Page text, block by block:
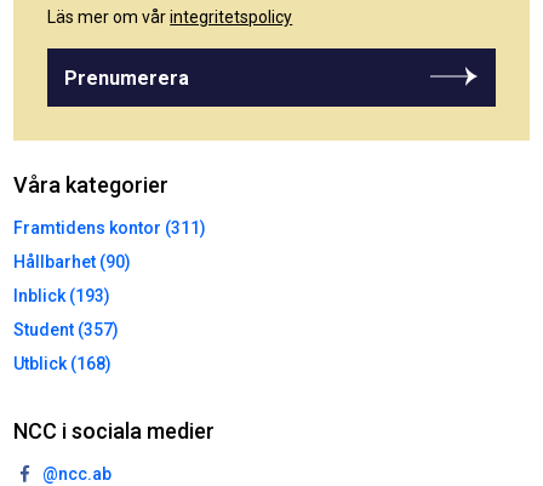
Läs mer om vårintegritetspolicy
Prenumerera
Våra kategorier
Framtidens kontor (311)
Hållbarhet (90)
Inblick (193)
Student (357)
Utblick (168)
NCC i sociala medier
@ncc.ab